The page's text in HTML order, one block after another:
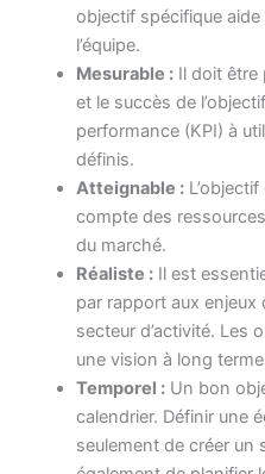
objectif spécifique
l’équipe.
Mesurable :Il doit être
et le succès de
performance (KPI) à
définis.
Atteignable :
compte des
du marché.
Réaliste :Il est
par rapport aux enjeux
secteur d’activité. Les
une vision à long
Temporel :Un bon
calendrier. Définir une
seulement de créer un